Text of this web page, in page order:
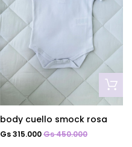
body cuello smock rosa
Gs 315.000Gs 450.000